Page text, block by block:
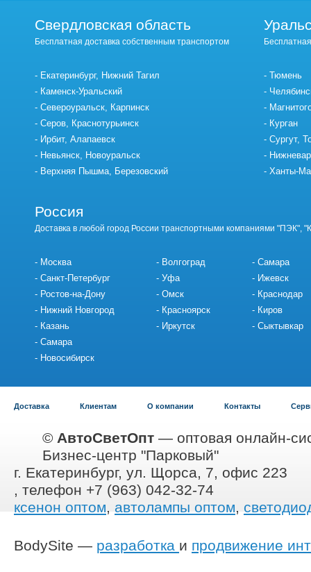
Свердловская область
Бесплатная доставка собственным транспортом
Екатеринбург, Нижний Тагил
Каменск-Уральский
Североуральск, Карпинск
Серов, Краснотурьинск
Ирбит, Алапаевск
Невьянск, Новоуральск
Верхняя Пышма, Березовский
Тюмень
Курган
Сургут,
Ханты-
Россия
Доставка в любой город России транспортными компаниями "ПЭК",
Москва
Санкт-Петербург
Ростов-на-Дону
Нижний Новгород
Казань
Самара
Новосибирск
Волгоград
Уфа
Омск
Красноярск
Иркутск
Самара
Ижевск
Краснодар
Киров
Сыктывкар
Доставка Клиентам О компании Контакты
© АвтоСветОпт — оптовая онлайн-
Бизнес-центр "Парковый"
г. Екатеринбург, ул. Щорса, 7, офис 223
, телефон +7 (963) 042-32-74
ксенон оптом, автолампы оптом,
BodySite — разработка и продвижение